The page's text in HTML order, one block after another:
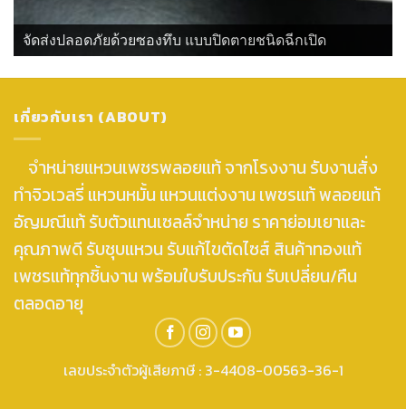
จัดส่งปลอดภัยด้วยซองทึบ แบบปิดตายชนิดฉีกเปิด
เกี่ยวกับเรา (ABOUT)
จำหน่ายแหวนเพชรพลอยแท้ จากโรงงาน รับงานสั่ง
ทำจิวเวลรี่ แหวนหมั้น แหวนแต่งงาน เพชรแท้ พลอยแท้
อัญมณีแท้ รับตัวแทนเซลล์จำหน่าย ราคาย่อมเยาและ
คุณภาพดี รับชุบแหวน รับแก้ไขตัดไซส์ สินค้าทองแท้
เพชรแท้ทุกชิ้นงาน พร้อมใบรับประกัน รับเปลี่ยน/คืน
ตลอดอายุ
เลขประจำตัวผู้เสียภาษี : 3-4408-00563-36-1